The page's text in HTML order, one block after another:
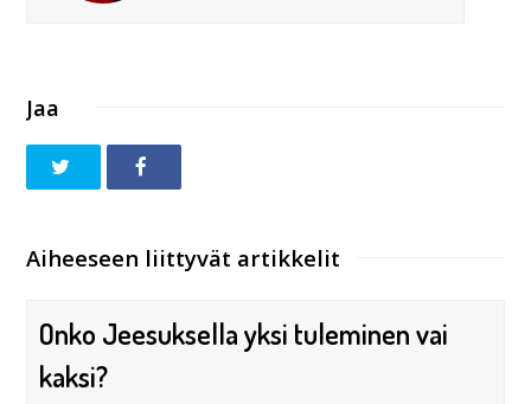
Jaa
Aiheeseen liittyvät artikkelit
Onko Jeesuksella yksi tuleminen vai
kaksi?